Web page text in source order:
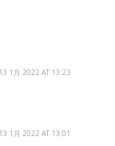
1月 2022 AT 13:23
1月 2022 AT 13:01